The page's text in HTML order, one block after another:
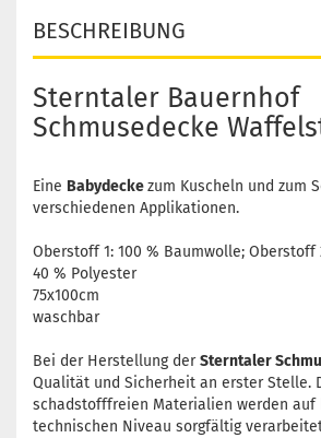
BESCHREIBUNG
Sterntaler Bauernhof
Schmusedecke
Eine Babydeckezum Kuscheln und zum
verschiedenen Applikationen.
‎Oberstoff 1: 100 % Baumwolle; Oberstoff
40 % Polyester
75x100cm
waschbar
Bei der Herstellung derSterntaler
Qualität und Sicherheit an erster Stelle.
schadstofffreien Materialien werden auf
technischen Niveau sorgfältig